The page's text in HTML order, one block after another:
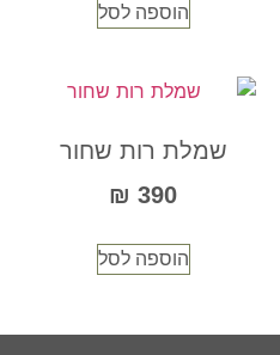
הוספה לסל
שמלת רות שחור
390
₪
הוספה לסל